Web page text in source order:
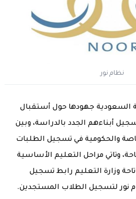
نظام نور
السعودية جهودها حول أستقبال
أبناءهم الجدد بالدراسة، وبين
والحكومية في تسجيل الطلبات
وتاتي مراحل التعليم الأساسية
وزارة التعليم رابط تسجيل
نور لتسجيل الطلاب المستجدين.